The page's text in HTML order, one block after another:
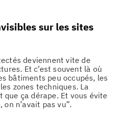
sur les sites
deviennent vite de
Et c’est souvent là où
bâtiments peu occupés, les
zones techniques. La
que ça dérape. Et vous évite
n’avait pas vu”.